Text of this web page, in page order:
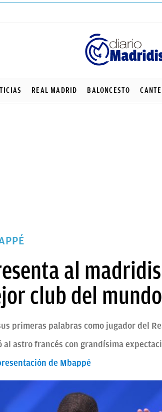
REAL MADRID BALONCESTO
al
club del
primeras palabras como jugador del
astro francés con grandísima
de Mbappé